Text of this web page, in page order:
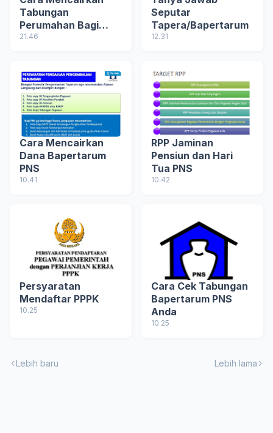
Tabungan
Perumahan Bagi
Pensiunan PNS
21.46
Seputar
Tapera/Bapertarum
12.31
Cara Mencairkan
Dana Bapertarum
PNS
10.41
RPP Jaminan
Pensiun dan Hari
Tua PNS
10.42
Persyaratan
Mendaftar PPPK
10.25
Cara Cek Tabungan
Bapertarum PNS
Anda
10.25
Lebih baru Lebih lama